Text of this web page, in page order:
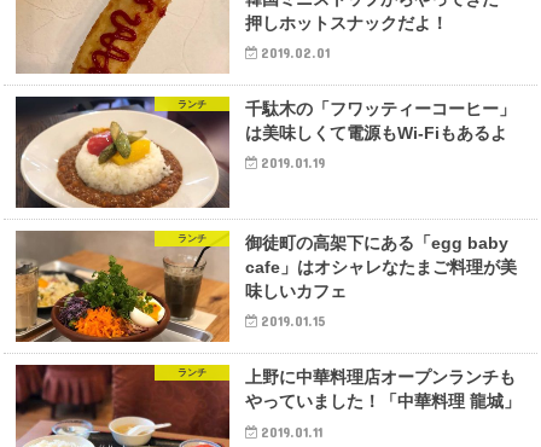
押しホットスナックだよ！
2019.02.01
ランチ
千駄木の「フワッティーコーヒー」
は美味しくて電源もWi-Fiもあるよ
2019.01.19
ランチ
御徒町の高架下にある「egg baby
cafe」はオシャレなたまご料理が美
味しいカフェ
2019.01.15
ランチ
上野に中華料理店オープンランチも
やっていました！「中華料理 龍城」
2019.01.11